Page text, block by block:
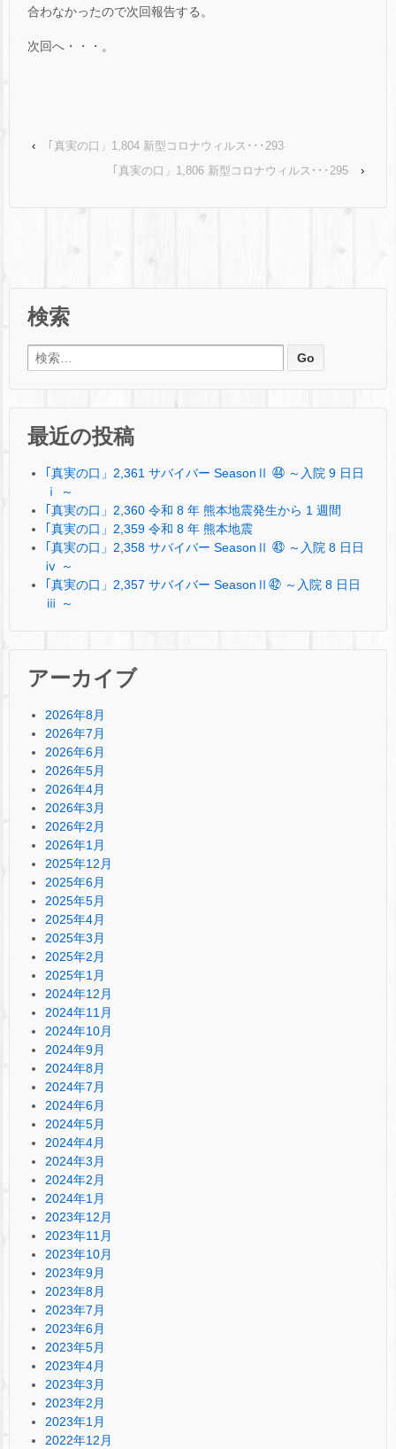
合わなかったので次回報告する。
次回へ・・・。
‹
｢真実の口」1,804 新型コロナウィルス･･･293
｢真実の口」1,806 新型コロナウィルス･･･295
›
検索
検索:
最近の投稿
｢真実の口」2,361 サバイバー SeasonⅡ ㊹ ～入院 9 日日
ⅰ ～
｢真実の口」2,360 令和 8 年 熊本地震発生から 1 週間
｢真実の口」2,359 令和 8 年 熊本地震
｢真実の口」2,358 サバイバー SeasonⅡ ㊸ ～入院 8 日日
ⅳ ～
｢真実の口」2,357 サバイバー SeasonⅡ㊷ ～入院 8 日日
ⅲ ～
アーカイブ
2026年8月
2026年7月
2026年6月
2026年5月
2026年4月
2026年3月
2026年2月
2026年1月
2025年12月
2025年6月
2025年5月
2025年4月
2025年3月
2025年2月
2025年1月
2024年12月
2024年11月
2024年10月
2024年9月
2024年8月
2024年7月
2024年6月
2024年5月
2024年4月
2024年3月
2024年2月
2024年1月
2023年12月
2023年11月
2023年10月
2023年9月
2023年8月
2023年7月
2023年6月
2023年5月
2023年4月
2023年3月
2023年2月
2023年1月
2022年12月